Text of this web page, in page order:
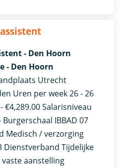
- Den Hoorn
- Den Hoorn
Utrecht
Uren per week 26 - 26
€4,289.00 Salarisniveau
IBBAD 07
Medisch / verzorging
Dienstverband Tijdelijke
aanstelling​​